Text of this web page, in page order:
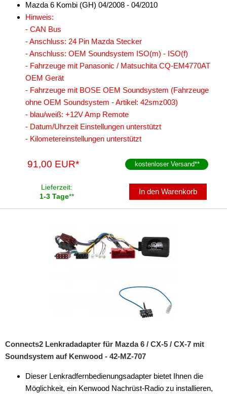
Mazda 6 Kombi (GH) 04/2008 - 04/2010
Hinweis:
- CAN Bus
- Anschluss: 24 Pin Mazda Stecker
- Anschluss: OEM Soundsystem ISO(m) - ISO(f)
- Fahrzeuge mit Panasonic / Matsuchita CQ-EM4770AT
OEM Gerät
- Fahrzeuge mit BOSE OEM Soundsystem (Fahrzeuge
ohne OEM Soundsystem - Artikel: 42smz003)
- blau/weiß: +12V Amp Remote
- Datum/Uhrzeit Einstellungen unterstützt
- Kilometereinstellungen unterstützt
91,00 EUR* kostenloser Versand**
Lieferzeit:
1-3 Tage**
In den Warenkorb
Connects2 Lenkradadapter für Mazda 6 / CX-5 / CX-7 mit
Soundsystem auf Kenwood - 42-MZ-707
Dieser Lenkradfernbedienungsadapter bietet Ihnen die
Möglichkeit, ein Kenwood Nachrüst-Radio zu installieren,